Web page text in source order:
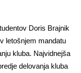
Doris Brajnik
letošnjem mandatu
kluba. Najvidnejša
delovanja kluba